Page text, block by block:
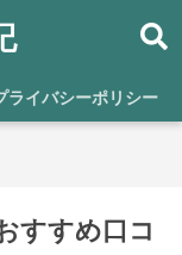
ライバシーポリシー
すすめ口コ